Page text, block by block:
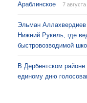
Араблинское
7
Эльман Аллахвердиев
Нижний Рукель, где
быстровозводимой
В Дербентском
единому дню